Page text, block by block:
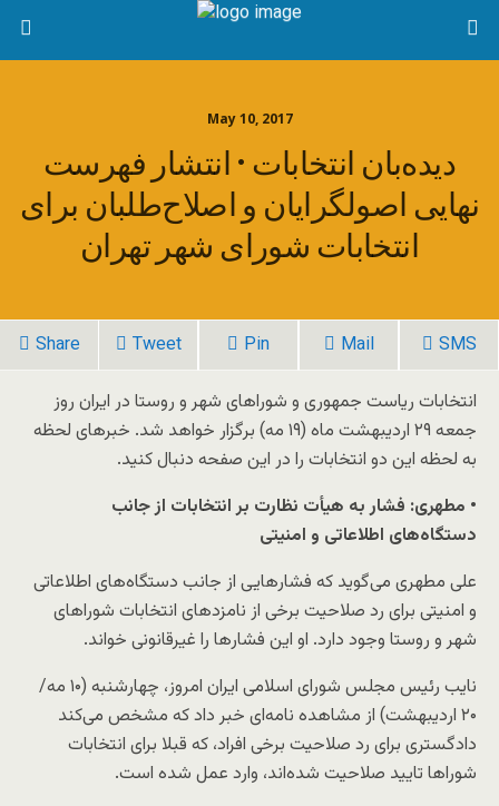
May 10, 2017
دیده‌بان انتخابات • انتشار فهرست
نهایی اصولگرایان و اصلاح‌طلبان برای
انتخابات شورای شهر تهران
Share Tweet Pin Mail SMS
انتخابات ریاست جمهوری و شوراهای شهر و روستا در ایران روز
جمعه ۲۹ اردیبهشت ماه (۱۹ مه) برگزار خواهد شد. خبرهای لحظه
به لحظه این دو انتخابات را در این صفحه دنبال کنید.
• مطهری: فشار به هیأت نظارت بر انتخابات از جانب
دستگاه‌های اطلاعاتی و امنیتی
علی مطهری می‌گوید که فشارهایی از جانب دستگاه‌های اطلاعاتی
و امنیتی برای رد صلاحیت برخی از نامزدهای انتخابات شوراهای
شهر و روستا وجود دارد. او این فشارها را غیرقانونی خواند.
نایب رئیس مجلس شورای اسلامی ایران امروز، چهارشنبه (۱۰ مه/
۲۰ اردیبهشت) از مشاهده نامه‌ای خبر داد که مشخص می‌کند
دادگستری برای رد صلاحیت برخی افراد، که قبلا برای انتخابات
شوراها تایید صلاحیت شده‌اند، وارد عمل شده است.